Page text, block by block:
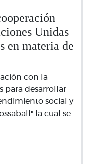
Unidas
en materia de
con la
para desarrollar
social y
la cual se